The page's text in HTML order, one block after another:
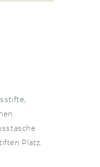
Platz.